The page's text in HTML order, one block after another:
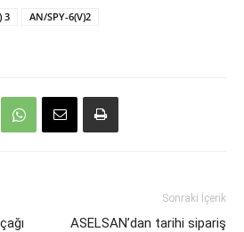
3
AN/SPY-6(V)2
Sonraki İçerik
ASELSAN’dan tarihi sipariş